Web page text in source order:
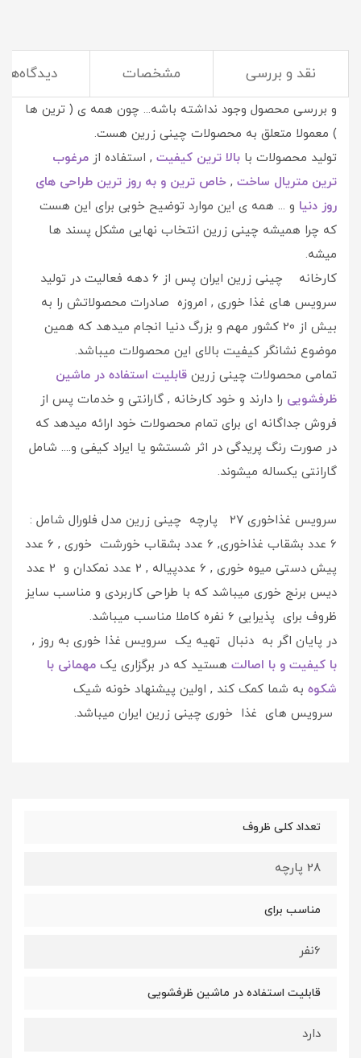
نقد و بررسی مشخصات دیدگاه‌ها
وقتی پای چینی زرین وسط باشه شاید احتیاج زیادی به نقد
و بررسی محصول وجود نداشته باشه... چون همه ی ( ترین ها
) معمولا متعلق به محصولات چینی زرین هست.
تولید محصولات با بالا ترین کیفیت , استفاده از مرغوب
ترین متریال ساخت , خاص ترین و به روز ترین طراحی های
روز دنیا و ... همه ی این موارد توضیح خوبی برای این هست
که چرا همیشه چینی زرین انتخاب نهایی مشکل پسند ها
میشه.
کارخانه چینی زرین ایران پس از 6 دهه فعالیت در تولید
سرویس های غذا خوری , امروزه صادرات محصولاتش را به
بیش از 20 کشور مهم و بزرگ دنیا انجام میدهد که همین
موضوع نشانگر کیفیت بالای این محصولات میباشد.
تمامی محصولات چینی زرین قابلیت استفاده در ماشین
ظرفشویی را دارند و خود کارخانه , گارانتی و خدمات پس از
فروش جداگانه ای برای تمام محصولات خود ارائه میدهد که
در صورت رنگ پریدگی در اثر شستشو یا ایراد کیفی و.... شامل
گارانتی یکساله میشوند.
سرویس غذاخوری ۲۷ پارچه چینی زرین مدل فلورال شامل :
6 عدد بشقاب غذاخوری, 6 عدد بشقاب خورشت خوری , 6 عدد
پیش دستی میوه خوری , 6 عددپیاله , 2 عدد نمکدان و 2 عدد
دیس برنج خوری میباشد که با طراحی کاربردی و مناسب سایز
ظروف برای پذیرایی 6 نفره کاملا مناسب میباشد.
در پایان اگر به دنبال تهیه یک سرویس غذا خوری به روز ,
با کیفیت و با اصالت هستید که در برگزاری یک مهمانی با
شکوه به شما کمک کند , اولین پیشنهاد خونه شیک
سرویس های غذا خوری چینی زرین ایران میباشد.
تعداد کلی ظروف
2۸ پارچه
مناسب برای
6نفر
قابلیت استفاده در ماشین ظرفشویی
دارد